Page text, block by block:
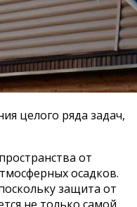
целого ряда задач,
от
осадков.
защита от